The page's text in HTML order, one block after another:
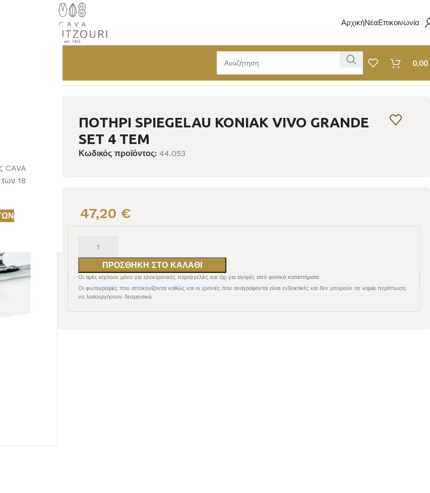
CAVA
18
ΑρχικήΝέαΕπικοινωνία
0,00
VIVO GRANDE SET 4 ΤΕΜ
ΠΟΤΗΡΙ SPIEGELAU ΚΟΝΙΑΚ VIVO GRANDE
SET 4 ΤΕΜ
Κωδικός προϊόντος: 44.053
47,20 €
ΠΡΟΣΘΉΚΗ ΣΤΟ ΚΑΛΆΘΙ
Οι τιμές ισχύουν μόνο για ηλεκτρονικές παραγγελίες και όχι για αγορές από φυσικά καταστήματα.
Oι φωτογραφίες που απεικονίζονται καθώς και οι χρονιές που αναγράφονται είναι ενδεικτικές και δεν μπορούν σε καμία περίπτωση
να λειτουργήσουν δεσμευτικά.